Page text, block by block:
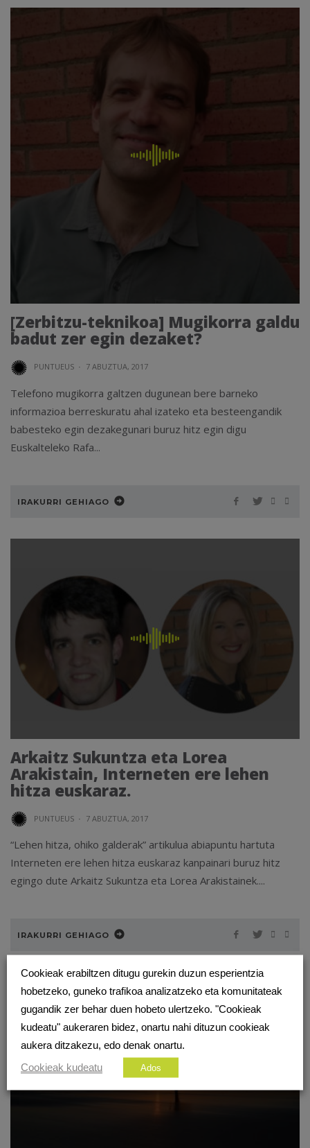
[Zerbitzu-teknikoa] Mugikorra galdu
badut zer egin dezaket?
PUNTUEUS · 7 ABUZTUA, 2017
Telefono mugikorra galtzen dugunean bere barneko
informazioa berreskuratu ahal izateko eta besteengandik
babesteko egin dezakegunari buruz hitz egin digu
Euskalteleko Rafa...
IRAKURRI GEHIAGO
Arkaitz Sukuntza eta Lorea
Arakistain, Interneten ere lehen
hitza euskaraz.
PUNTUEUS · 7 ABUZTUA, 2017
“Lehen hitza, ohiko galderak” artikulua abiapuntu hartuta
Interneten ere lehen hitza euskaraz kanpainari buruz hitz
egingo dute Arkaitz Sukuntza eta Lorea Arakistainek....
IRAKURRI GEHIAGO
Cookieak erabiltzen ditugu gurekin duzun esperientzia
hobetzeko, guneko trafikoa analizatzeko eta komunitateak
gugandik zer behar duen hobeto ulertzeko. "Cookieak
kudeatu" aukeraren bidez, onartu nahi dituzun cookieak
aukera ditzakezu, edo denak onartu.
Cookieak kudeatu
Ados